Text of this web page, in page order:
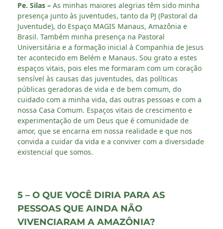
Pe. Silas – As minhas maiores alegrias têm sido minha
presença junto às juventudes, tanto da PJ (Pastoral da
Juventude), do Espaço MAGIS Manaus, Amazônia e
Brasil. Também minha presença na Pastoral
Universitária e a formação inicial à Companhia de Jesus
ter acontecido em Belém e Manaus. Sou grato a estes
espaços vitais, pois eles me formaram com um coração
sensível às causas das juventudes, das políticas
públicas geradoras de vida e de bem comum, do
cuidado com a minha vida, das outras pessoas e com a
nossa Casa Comum. Espaços vitais de crescimento e
experimentação de um Deus que é comunidade de
amor, que se encarna em nossa realidade e que nos
convida a cuidar da vida e a conviver com a diversidade
existencial que somos.
5 – O QUE VOCÊ DIRIA PARA AS
PESSOAS QUE AINDA NÃO
VIVENCIARAM A AMAZÔNIA?